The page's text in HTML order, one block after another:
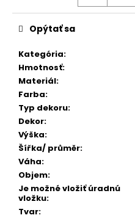
Kategória:
Hmotnosť:
Materiál:
Farba:
Typ dekoru:
Dekor:
Výška:
Šířka/ průměr:
Váha:
Objem:
Je možné vložiť úradnú
vložku:
Tvar:
Opýtať sa
d
p
o
ú
č
a
m
e
POZLÁTENÝ
PRSTEŇ
MODRÝ
ACHÁT
€160